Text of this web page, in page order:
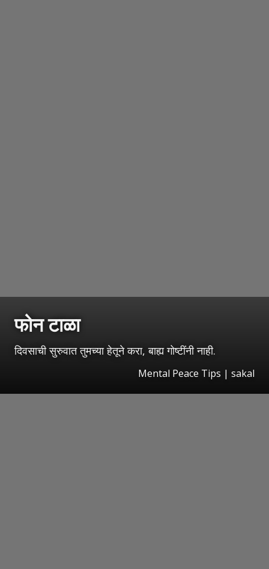
फोन टाळा
दिवसाची सुरुवात तुमच्या हेतूने करा, बाह्य गोष्टींनी नाही.
Mental Peace Tips | sakal